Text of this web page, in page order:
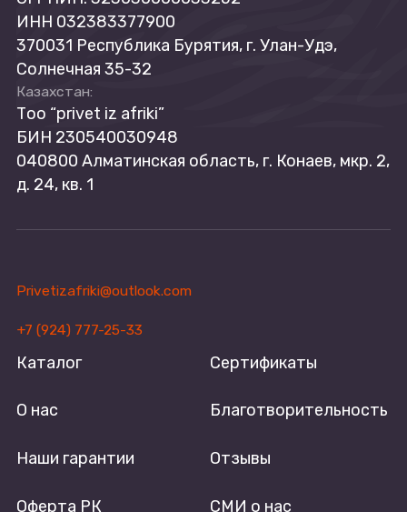
ИНН 032383377900
370031 Республика Бурятия, г. Улан-Удэ,
Солнечная 35-32
Казахстан:
Tоо “privet iz afriki”
БИН 230540030948
040800 Алматинская область, г. Конаев, мкр. 2,
д. 24, кв. 1
Privetizafriki@outlook.com
+7 (924) 777-25-33
Каталог Сертификаты
О нас Благотворительность
Наши гарантии Отзывы
Оферта РК СМИ о нас